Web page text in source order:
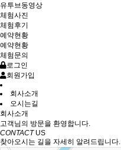
유투브동영상
체험사진
체험후기
예약현황
예약현황
체험문의
로그인
회원가입
회사소개
오시는길
회사소개
고객님의 방문을 환영합니다.
CONTACTUS
찾아오시는 길을 자세히 알려드립니다.